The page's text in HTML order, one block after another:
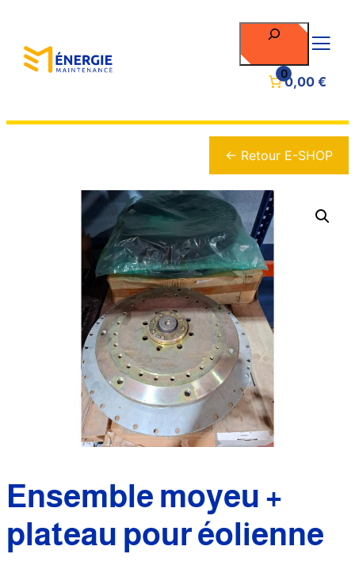
Rechercher
0
0,00 €
← Retour E-SHOP
Ensemble moyeu +
plateau pour éolienne